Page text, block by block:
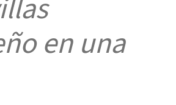
en una